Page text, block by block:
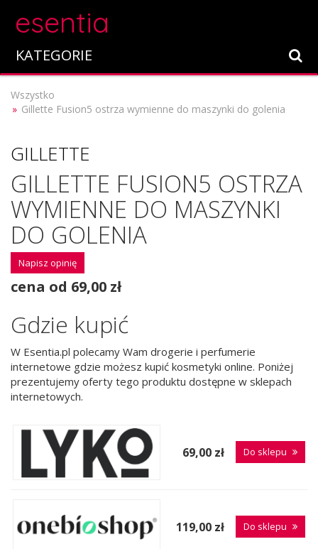
esentia
KATEGORIE
Wszystko
Gillette Fusion5 ostrza wymienne do maszynki do golenia
GILLETTE
GILLETTE FUSION5 OSTRZA
WYMIENNE DO MASZYNKI
DO GOLENIA
Napisz opinię
cena od 69,00 zł
Gdzie kupić
W Esentia.pl polecamy Wam drogerie i perfumerie
internetowe gdzie możesz kupić kosmetyki online. Poniżej
prezentujemy oferty tego produktu dostępne w sklepach
internetowych.
69,00 zł Do sklepu
119,00 zł Do sklepu